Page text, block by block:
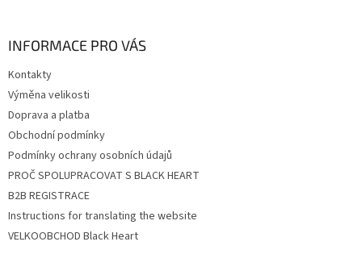
INFORMACE PRO VÁS
Kontakty
Výměna velikosti
Doprava a platba
Obchodní podmínky
Podmínky ochrany osobních údajů
PROČ SPOLUPRACOVAT S BLACK HEART
B2B REGISTRACE
Instructions for translating the website
VELKOOBCHOD Black Heart